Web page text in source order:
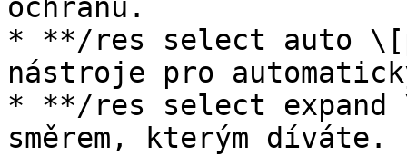
ochranu.
* **/res select auto
nástroje pro
* **/res select
směrem, kterým díváte.